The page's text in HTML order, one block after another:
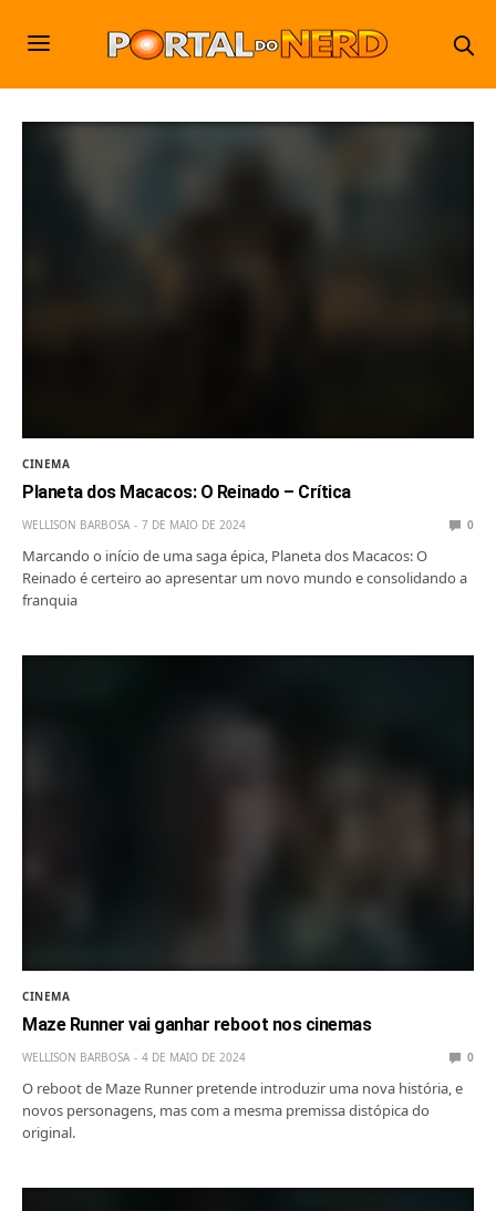
CINEMA
Planeta dos Macacos: O Reinado – Crítica
WELLISON BARBOSA 7 DE MAIO DE 2024 0
Marcando o início de uma saga épica, Planeta dos Macacos: O
Reinado é certeiro ao apresentar um novo mundo e consolidando a
franquia
CINEMA
Maze Runner vai ganhar reboot nos cinemas
WELLISON BARBOSA 4 DE MAIO DE 2024 0
O reboot de Maze Runner pretende introduzir uma nova história, e
novos personagens, mas com a mesma premissa distópica do
original.